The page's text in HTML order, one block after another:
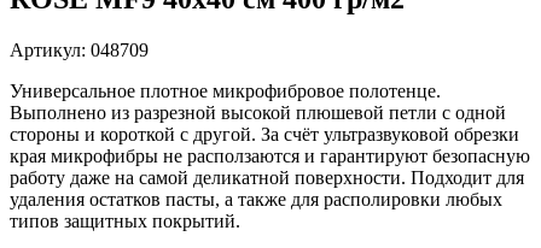
Артикул: 048709
Универсальное плотное микрофибровое полотенце.
Выполнено из разрезной высокой плюшевой петли с одной
стороны и короткой с другой. За счёт ультразвуковой обрезки
края микрофибры не расползаются и гарантируют безопасную
работу даже на самой деликатной поверхности. Подходит для
удаления остатков пасты, а также для располировки любых
типов защитных покрытий.